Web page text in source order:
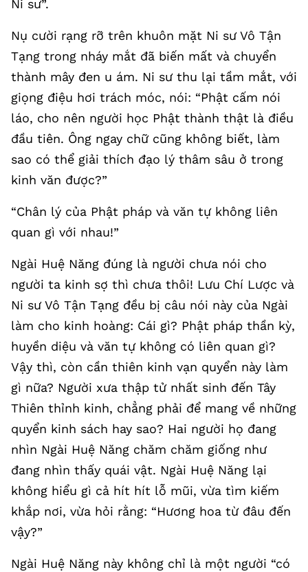
Ni sư”.
Nụ cười rạng rỡ trên khuôn mặt Ni sư Vô Tận
Tạng trong nháy mắt đã biến mất và chuyển
thành mây đen u ám. Ni sư thu lại tầm mắt, với
giọng điệu hơi trách móc, nói: “Phật cấm nói
láo, cho nên người học Phật thành thật là điều
đầu tiên. Ông ngay chữ cũng không biết, làm
sao có thể giải thích đạo lý thâm sâu ở trong
kinh văn được?”
“Chân lý của Phật pháp và văn tự không liên
quan gì với nhau!”
Ngài Huệ Năng đúng là người chưa nói cho
người ta kinh sợ thì chưa thôi! Lưu Chí Lược và
Ni sư Vô Tận Tạng đều bị câu nói này của Ngài
làm cho kinh hoàng: Cái gì? Phật pháp thần kỳ,
huyền diệu và văn tự không có liên quan gì?
Vậy thì, còn cần thiên kinh vạn quyển này làm
gì nữa? Người xưa thập tử nhất sinh đến Tây
Thiên thỉnh kinh, chẳng phải để mang về những
quyển kinh sách hay sao? Hai người họ đang
nhìn Ngài Huệ Năng chăm chăm giống như
đang nhìn thấy quái vật. Ngài Huệ Năng lại
không hiểu gì cả hít hít lỗ mũi, vừa tìm kiếm
khắp nơi, vừa hỏi rằng: “Hương hoa từ đâu đến
vậy?”
Ngài Huệ Năng này không chỉ là một người “có